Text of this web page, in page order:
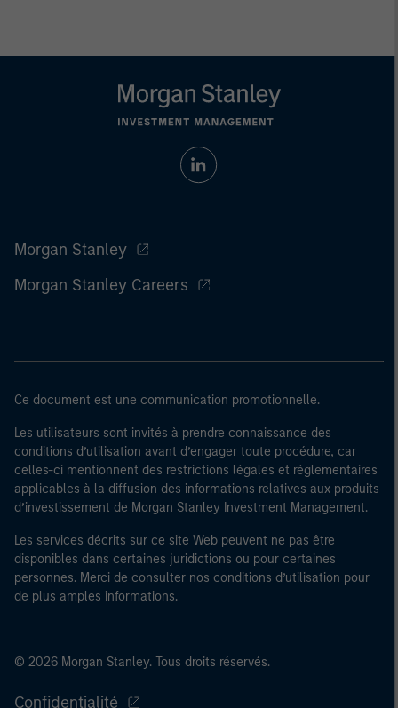
Morgan Stanley
Morgan Stanley Careers
Ce document est une communication promotionnelle.
Les utilisateurs sont invités à prendre connaissance des
conditions d’utilisation avant d’engager toute procédure, car
celles-ci mentionnent des restrictions légales et réglementaires
applicables à la diffusion des informations relatives aux produits
d’investissement de Morgan Stanley Investment Management.
Les services décrits sur ce site Web peuvent ne pas être
disponibles dans certaines juridictions ou pour certaines
personnes. Merci de consulter nos conditions d’utilisation pour
de plus amples informations.
© 2026 Morgan Stanley. Tous droits réservés.
Confidentialité